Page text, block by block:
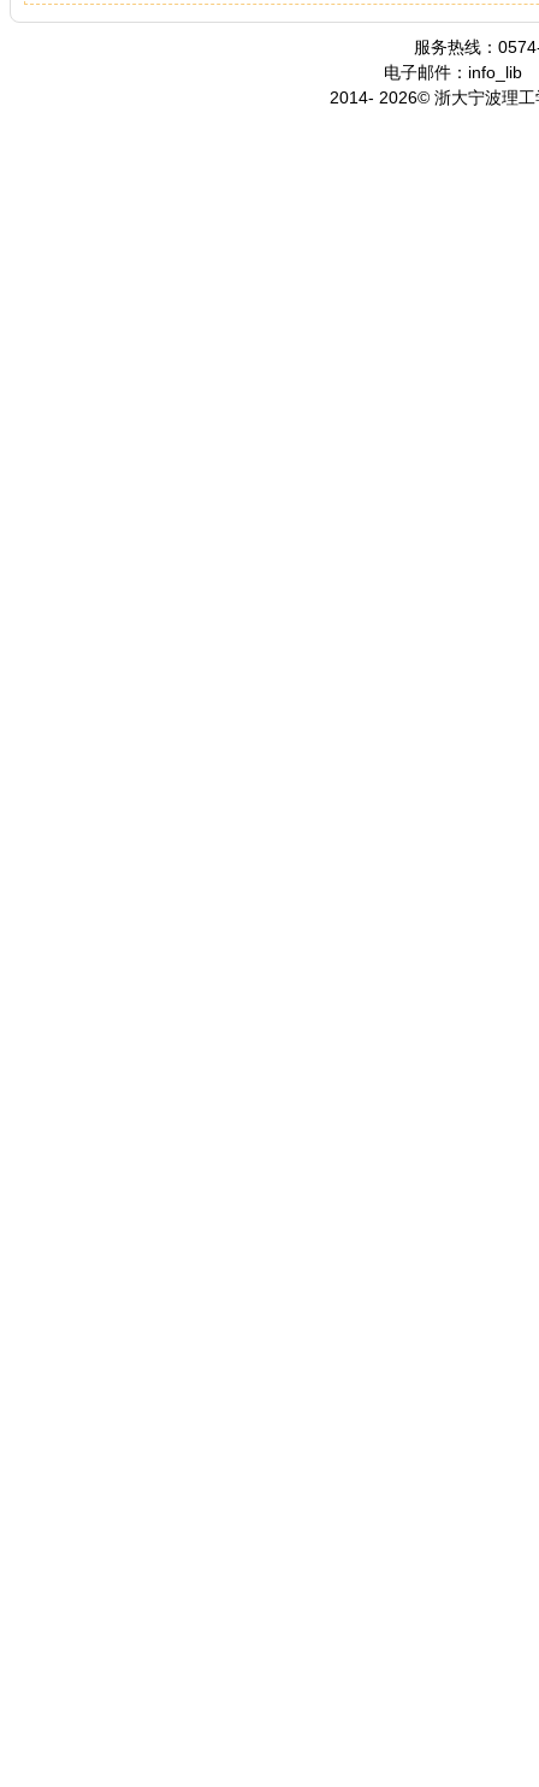
服务热线：
电子邮件：info_lib
2014- 2026© 浙大宁波理工